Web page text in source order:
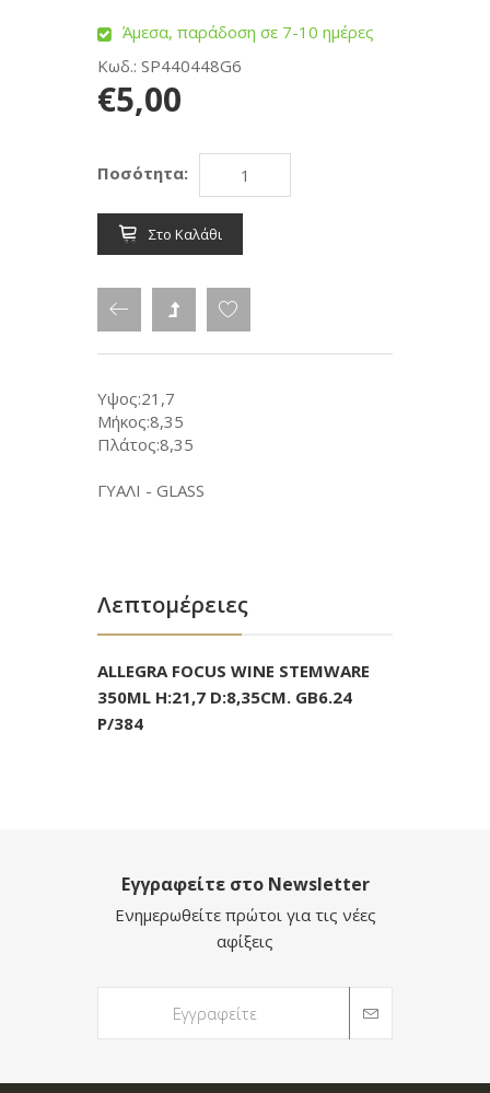
Άμεσα, παράδοση σε 7-10 ημέρες
Κωδ.: SP440448G6
€5,00
Ποσότητα:
Στο Καλάθι
Υψος:21,7
Μήκος:8,35
Πλάτος:8,35
ΓΥΑΛΙ - GLASS
Λεπτομέρειες
ALLEGRA FOCUS WINE STEMWARE
350ML H:21,7 D:8,35CM. GB6.24
P/384
Εγγραφείτε στο Newsletter
Ενημερωθείτε πρώτοι για τις νέες
αφίξεις